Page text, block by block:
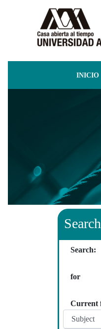
INICIO
Search
Search:
for
Current